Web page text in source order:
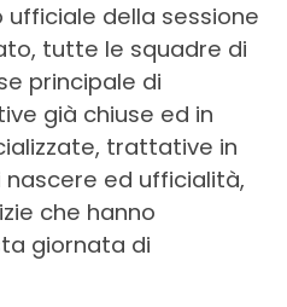
ufficiale della sessione
tutte le squadre di
principale di
già chiuse ed in
trattative in
ed ufficialità,
che hanno
giornata di